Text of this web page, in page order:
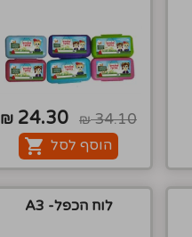
34.10
₪
24.30
₪
הוסף לסל
לוח הכפל- A3